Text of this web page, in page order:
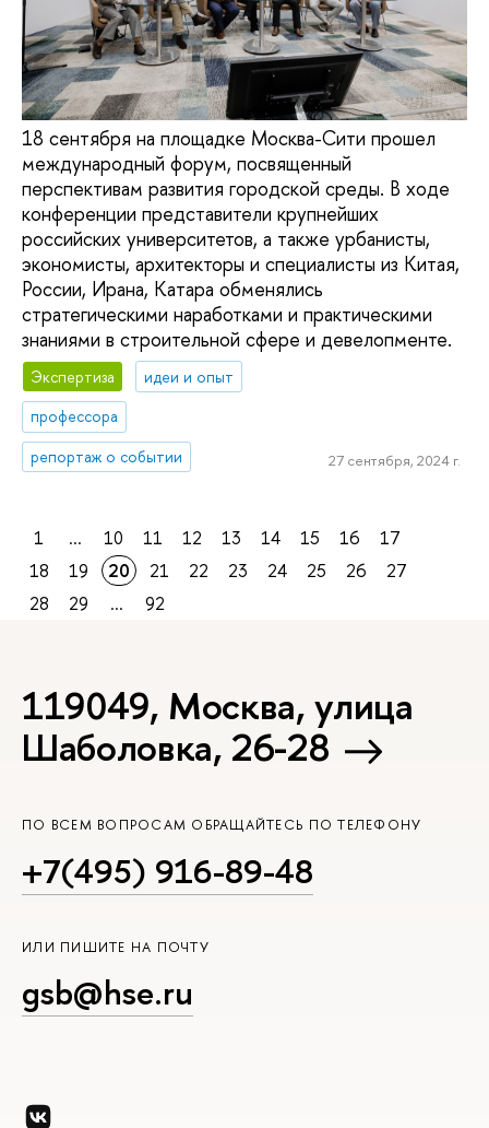
18 сентября на площадке Москва-Сити прошел
международный форум, посвященный
перспективам развития городской среды. В ходе
конференции представители крупнейших
российских университетов, а также урбанисты,
экономисты, архитекторы и специалисты из Китая,
России, Ирана, Катара обменялись
стратегическими наработками и практическими
знаниями в строительной сфере и девелопменте.
Экспертиза
идеи и опыт
профессора
репортаж о событии
27 сентября, 2024 г.
1 ... 10 11 12 13 14 15 16
17
18
19 20 21 22 23 24 25 26
27
28
29 ... 92
119049, Москва, улица
Шаболовка, 26-28
ПО ВСЕМ ВОПРОСАМ ОБРАЩАЙТЕСЬ ПО ТЕЛЕФОНУ
+7(495) 916-89-48
ИЛИ ПИШИТЕ НА ПОЧТУ
gsb@hse.ru